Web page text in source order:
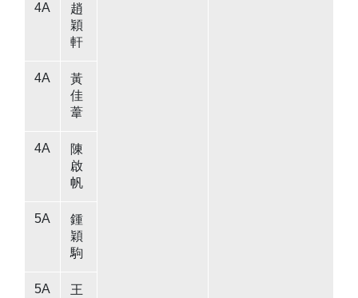
4A
趙
穎
軒
4A
黃
佳
葦
4A
陳
啟
帆
5A
鍾
穎
駒
5A
王